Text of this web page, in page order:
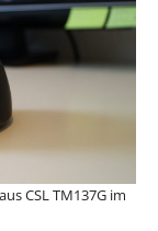
CSL TM137G im